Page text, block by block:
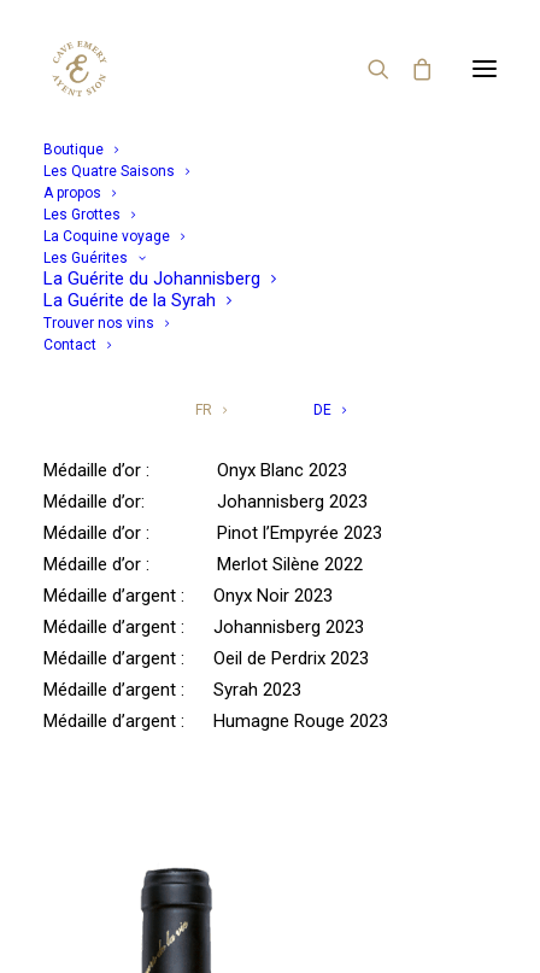
Boutique
Les Quatre Saisons
A propos
Les Grottes
La Coquine voyage
Les Guérites
La Guérite du Johannisberg
La Guérite de la Syrah
Trouver nos vins
Contact
FR DE
Médailles 2024
Médaille d’or : Onyx Blanc 2023
Médaille d’or: Johannisberg 2023
Médaille d’or : Pinot l’Empyrée 2023
Médaille d’or : Merlot Silène 2022
Médaille d’argent : Onyx Noir 2023
Médaille d’argent : Johannisberg 2023
Médaille d’argent : Oeil de Perdrix 2023
Médaille d’argent : Syrah 2023
Médaille d’argent : Humagne Rouge 2023